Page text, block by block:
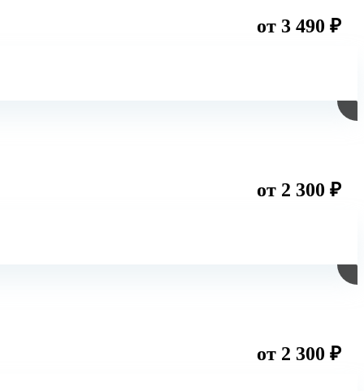
от 3 490 ₽
от 2 300 ₽
от 2 300 ₽